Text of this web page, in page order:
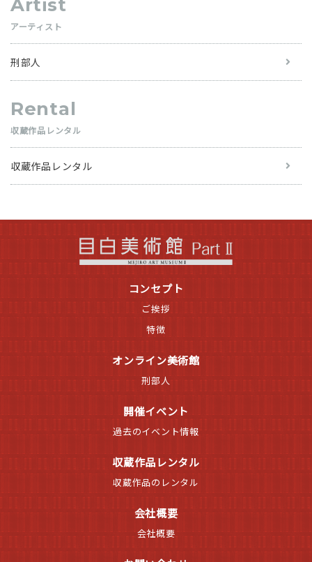
Artist
アーティスト
刑部人
Rental
収蔵作品レンタル
収蔵作品レンタル
コンセプト
ご挨拶
特徴
オンライン美術館
刑部人
開催イベント
過去のイベント情報
収蔵作品レンタル
収蔵作品のレンタル
会社概要
会社概要